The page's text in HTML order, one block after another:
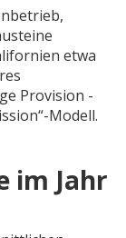
etwa
Provision -
Modell.
im Jahr